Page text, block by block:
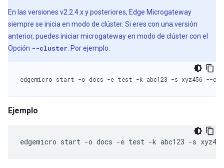
En las versiones v2.2.4.x y posteriores, Edge Microgateway
siempre se inicia en modo de clúster. Si eres con una versión
anterior, puedes iniciar microgateway en modo de clúster con el
Opción --cluster . Por ejemplo:
edgemicro start -o docs -e test -k abc123 -s xyz456 --
Ejemplo
edgemicro start -o docs -e test -k abc123 -s xyz456